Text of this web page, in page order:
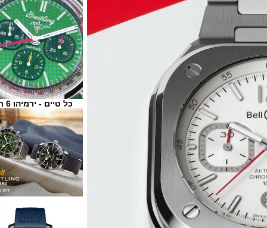
כל טיים - ירמיהו 6 ת"א